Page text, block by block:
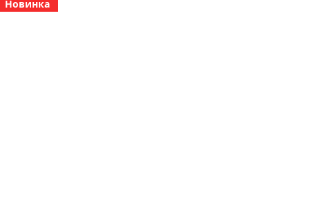
Новинка